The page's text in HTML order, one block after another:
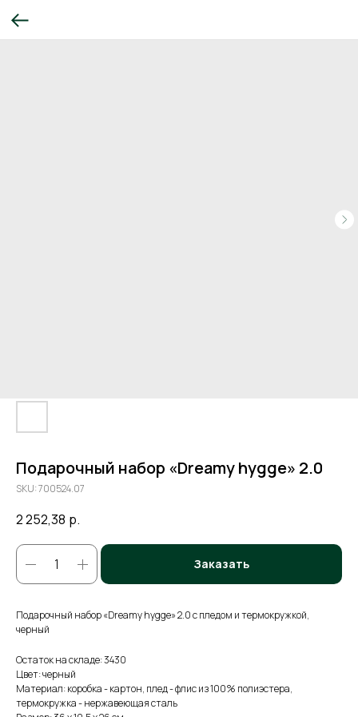
Подарочный набор «Dreamy hygge» 2.0
SKU:700524.07
2 252,38 р.
Заказать
Подарочный набор «Dreamy hygge» 2.0 с пледом и термокружкой,
черный
Остаток на складе: 3430
Цвет: черный
Материал: коробка - картон, плед - флис из 100% полиэстера,
термокружка - нержавеющая сталь